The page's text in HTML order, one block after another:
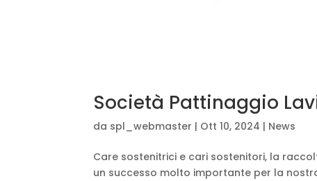
Società Pattinaggio
da spl_webmaster | Ott 10, 2024 | News
Care sostenitrici e cari sostenitori, la
un successo molto importante per la